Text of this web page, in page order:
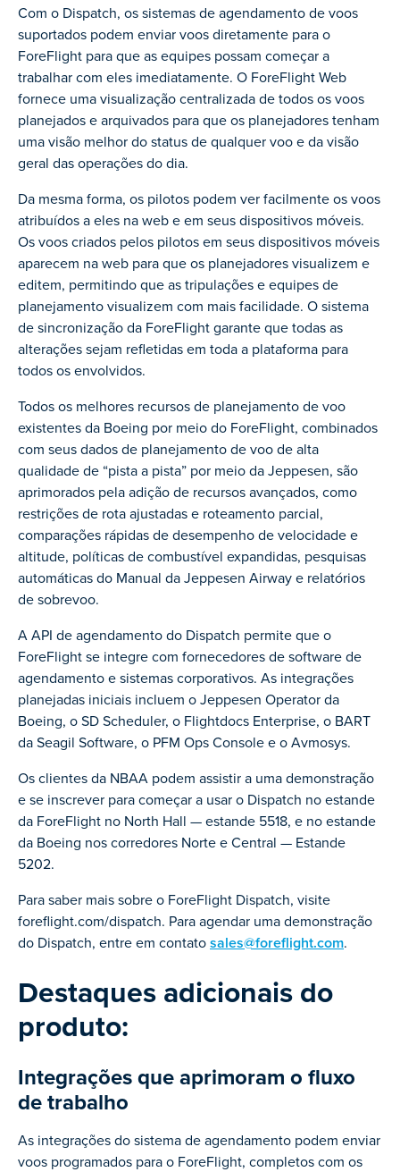
Com o Dispatch, os sistemas de agendamento de voos
suportados podem enviar voos diretamente para o
ForeFlight para que as equipes possam começar a
trabalhar com eles imediatamente. O ForeFlight Web
fornece uma visualização centralizada de todos os voos
planejados e arquivados para que os planejadores tenham
uma visão melhor do status de qualquer voo e da visão
geral das operações do dia.
Da mesma forma, os pilotos podem ver facilmente os voos
atribuídos a eles na web e em seus dispositivos móveis.
Os voos criados pelos pilotos em seus dispositivos móveis
aparecem na web para que os planejadores visualizem e
editem, permitindo que as tripulações e equipes de
planejamento visualizem com mais facilidade. O sistema
de sincronização da ForeFlight garante que todas as
alterações sejam refletidas em toda a plataforma para
todos os envolvidos.
Todos os melhores recursos de planejamento de voo
existentes da Boeing por meio do ForeFlight, combinados
com seus dados de planejamento de voo de alta
qualidade de “pista a pista” por meio da Jeppesen, são
aprimorados pela adição de recursos avançados, como
restrições de rota ajustadas e roteamento parcial,
comparações rápidas de desempenho de velocidade e
altitude, políticas de combustível expandidas, pesquisas
automáticas do Manual da Jeppesen Airway e relatórios
de sobrevoo.
A API de agendamento do Dispatch permite que o
ForeFlight se integre com fornecedores de software de
agendamento e sistemas corporativos. As integrações
planejadas iniciais incluem o Jeppesen Operator da
Boeing, o SD Scheduler, o Flightdocs Enterprise, o BART
da Seagil Software, o PFM Ops Console e o Avmosys.
Os clientes da NBAA podem assistir a uma demonstração
e se inscrever para começar a usar o Dispatch no estande
da ForeFlight no North Hall — estande 5518, e no estande
da Boeing nos corredores Norte e Central — Estande
5202.
Para saber mais sobre o ForeFlight Dispatch, visite
foreflight.com/dispatch. Para agendar uma demonstração
do Dispatch, entre em contatosales@foreflight.com.
Destaques adicionais do
produto:
Integrações que aprimoram o fluxo
de trabalho
As integrações do sistema de agendamento podem enviar
voos programados para o ForeFlight, completos com os